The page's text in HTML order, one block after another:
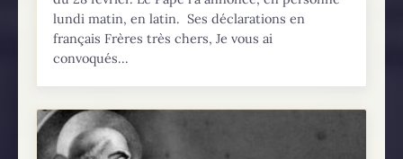
lundi matin, en latin. Ses déclarations en
français Frères très chers, Je vous ai
convoqués...